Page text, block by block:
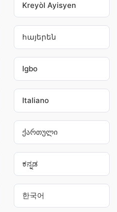
Kreyòl Ayisyen
հայերեն
Igbo
Italiano
ქართული
ಕನ್ನಡ
한국어